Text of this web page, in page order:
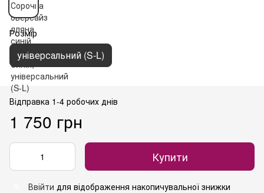
Розмір
універсальний (S-L)
Відправка 1-4 робочих днів
1 750 грн
Купити
Ввійти для відображення накопичувальної знижки